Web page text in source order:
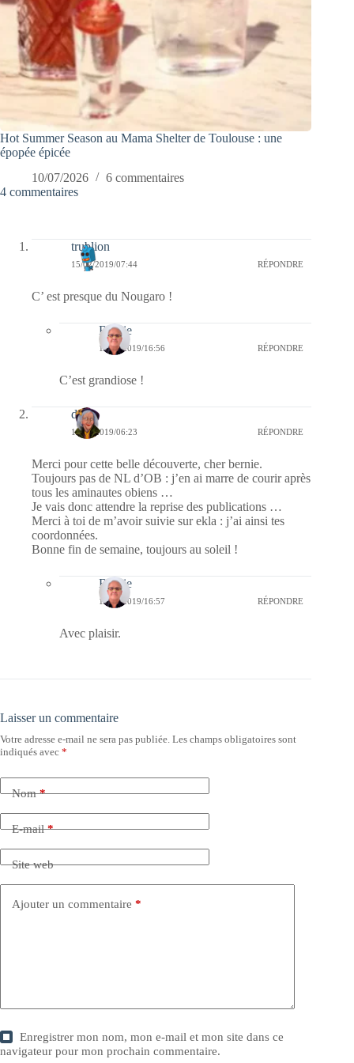
Hot Summer Season au Mama Shelter de Toulouse : une
épopée épicée
10/07/2026
6 commentaires
4 commentaires
trublion
15/02/2019/07:44 RÉPONDRE
C’ est presque du Nougaro !
Bernie
15/02/2019/16:56 RÉPONDRE
C’est grandiose !
dom
15/02/2019/06:23 RÉPONDRE
Merci pour cette belle découverte, cher bernie.
Toujours pas de NL d’OB : j’en ai marre de courir après
tous les aminautes obiens …
Je vais donc attendre la reprise des publications …
Merci à toi de m’avoir suivie sur ekla : j’ai ainsi tes
coordonnées.
Bonne fin de semaine, toujours au soleil !
Bernie
15/02/2019/16:57 RÉPONDRE
Avec plaisir.
Laisser un commentaire
Votre adresse e-mail ne sera pas publiée. Les champs obligatoires sont
indiqués avec *
Nom*
E-mail*
Site web
Ajouter un commentaire *
Enregistrer mon nom, mon e-mail et mon site dans ce
navigateur pour mon prochain commentaire.